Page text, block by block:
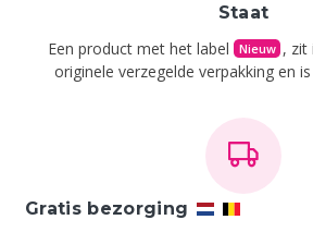
Staat
Een product met het label Nieuw , zit
originele verzegelde verpakking en
Gratis bezorging